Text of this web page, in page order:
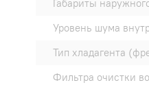
Габариты
Уровень шума
Тип хладагента
Фильтра очистки